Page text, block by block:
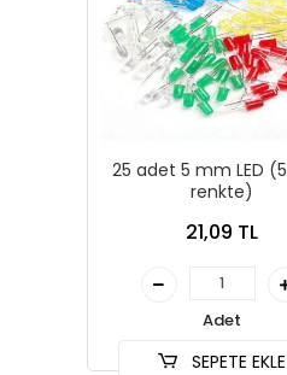
25 adet 5 mm LED (5
renkte)
21,09 TL
Adet
SEPETE EKLE